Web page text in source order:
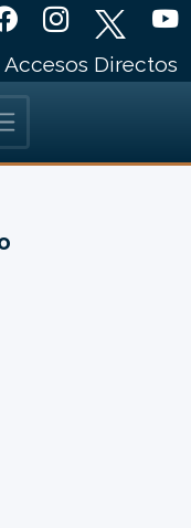
Accesos Directos